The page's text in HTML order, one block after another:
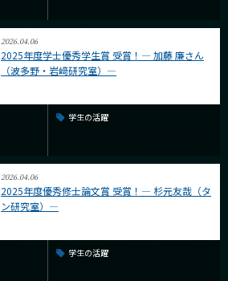
2026.04.06
2025年度学士優秀学生賞 受賞！― 加藤 廉さん
（波多野・岩﨑研究室）―
学生の活躍
2026.04.06
2025年度優秀修士論文賞 受賞！― 杉元友哉（タ
ン研究室）―
学生の活躍